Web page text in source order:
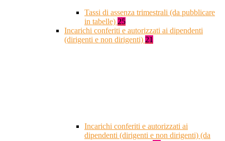
Tassi di assenza trimestrali (da pubblicare
in tabelle) 25
Incarichi conferiti e autorizzati ai dipendenti
(dirigenti e non dirigenti) 21
Incarichi conferiti e autorizzati ai
dipendenti (dirigenti e non dirigenti) (da